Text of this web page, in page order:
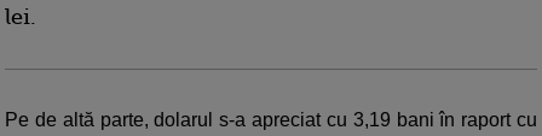
lei.
Pe de altă parte, dolarul s-a apreciat cu 3,19 bani în raport cu